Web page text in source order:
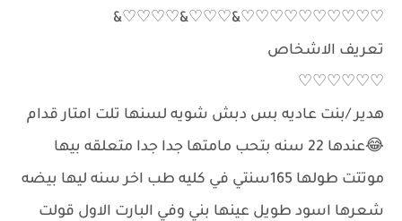
♡♡♡♡♡♡♡♡♡♡&♡♡♡&♡♡♡♡&
تعريف الاشخاص
♡♡♡♡♡♡
هدير /بنت عاديه بس دبش شويه لسنها تلت امتار قدام
😂عندها 22 سنه بتحب مامتها جدا جدا متعلقه بيها
موتتت طولها 165سنتي في كليه طب اخر سنه ليها بيضه
شعرها اسود طويل عينها بني وفي البارت الاول قولت